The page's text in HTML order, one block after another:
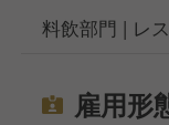
かにも飲食店の
料飲部門 | レ
雇用形